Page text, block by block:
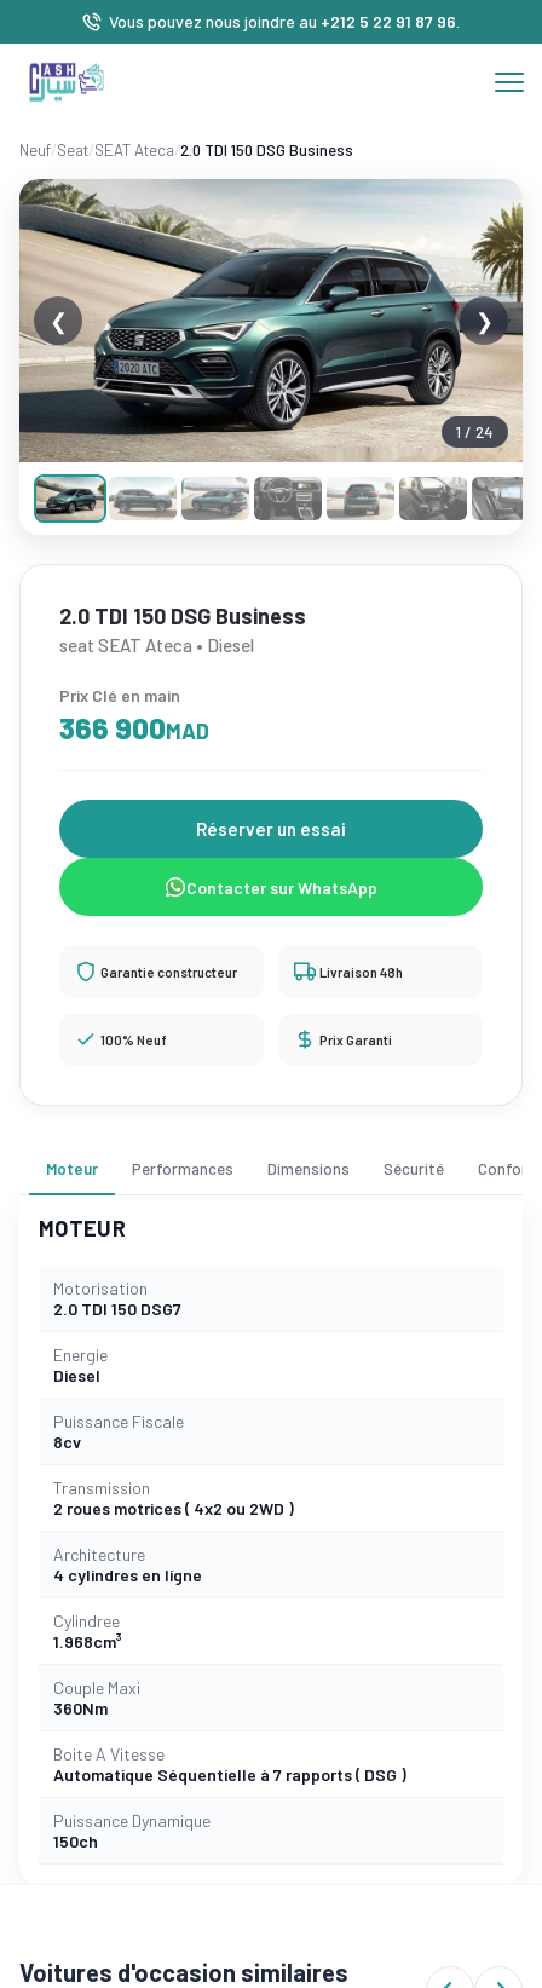
Vous pouvez nous joindre au +212 5 22 91 87 96
Neuf/Seat/SEAT Ateca/2.0 TDI 150 DSG Business
1 / 24
❮ ❯
2.0 TDI 150 DSG Business
seat SEAT Ateca • Diesel
Prix Clé en main
366 900MAD
Réserver un essai
Contacter sur WhatsApp
Garantie constructeur Livraison 48h
100% Neuf Prix Garanti
Moteur Performances Dimensions Sécurité Confort
MOTEUR
Motorisation
2.0 TDI 150 DSG7
Energie
Diesel
Puissance Fiscale
8cv
Transmission
2 roues motrices ( 4x2 ou 2WD )
Architecture
4 cylindres en ligne
Cylindree
1.968cm³
Couple Maxi
360Nm
Boite A Vitesse
Automatique Séquentielle à 7 rapports ( DSG )
Puissance Dynamique
150ch
Voitures d'occasion similaires